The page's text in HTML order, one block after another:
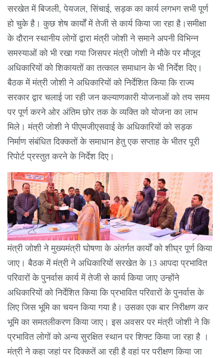
सरखेत में बिजली, पेयजल, सिंचाई, सड़क का कार्य लगभग सभी पूर्ण
हो चुके है। कुछ शेष कार्यों में तेजी से कार्य किया जा रहा है।समीक्षा
के दौरान स्थानीय लोगों द्वारा मंत्री जोशी ने समाने अपनी विभिन्न
समस्याओं को भी रखा गया जिसपर मंत्री जोशी ने मौके पर मौजूद
अधिकारियों को शिकायतों का तत्काल समाधान के भी निर्देश दिए।
बैठक में मंत्री जोशी ने अधिकारियों को निर्देशित किया कि राज्य
सरकार द्वार चलाई जा रही जन कल्याणकारी योजनाओं को तय समय
पर पूर्ण करने ओर अंतिम छोर तक के व्यक्ति को योजना का लाभ
मिले। मंत्री जोशी ने पीएमजीएसवाई के अधिकारियों को सड़क
निर्माण संबंधित दिक्कतों के समाधान हेतु एक सप्ताह के भीतर पूरी
रिपोर्ट प्रस्तुत करने के निर्देश दिए।
मंत्री जोशी ने मुख्यमंत्री घोषणा के अंतर्गत कार्यों को शीघ्र पूर्ण किया
जाए। बैठक में मंत्री ने अधिकारियों सरखेत के 13 आपदा प्रभावित
परिवारों के पुनर्वास कार्य में तेजी से कार्य किया जाए उन्होंने
अधिकारियों को निर्देशित किया कि प्रभावित परिवारों के पुनर्वास के
लिए जिस भूमि का चयन किया गया है। उसका एक बार निरीक्षण कर
भूमि का समतलीकरण किया जाए। इस अवसर पर मंत्री जोशी ने कि
प्रभावित लोगों को अन्य सुरक्षित स्थान पर शिफ्ट किया जा रहा है ।
मंत्री ने कहा जहां पर दिक्कतें आ रही है वहां पर परीक्षण किया जा